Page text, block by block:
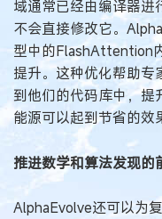
域通常已经由编译器
不会直接修改它。
型中的FlashAttention
提升。这种优化帮助专
到他们的代码库中，提
能源可以起到节省的效
推进数学和算法发现的
AlphaEvolve还可以为